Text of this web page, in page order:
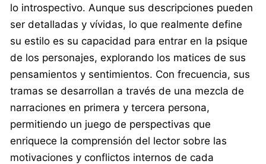
lo introspectivo. Aunque sus descripciones pueden
ser detalladas y vívidas, lo que realmente define
su estilo es su capacidad para entrar en la psique
de los personajes, explorando los matices de sus
pensamientos y sentimientos. Con frecuencia, sus
tramas se desarrollan a través de una mezcla de
narraciones en primera y tercera persona,
permitiendo un juego de perspectivas que
enriquece la comprensión del lector sobre las
motivaciones y conflictos internos de cada